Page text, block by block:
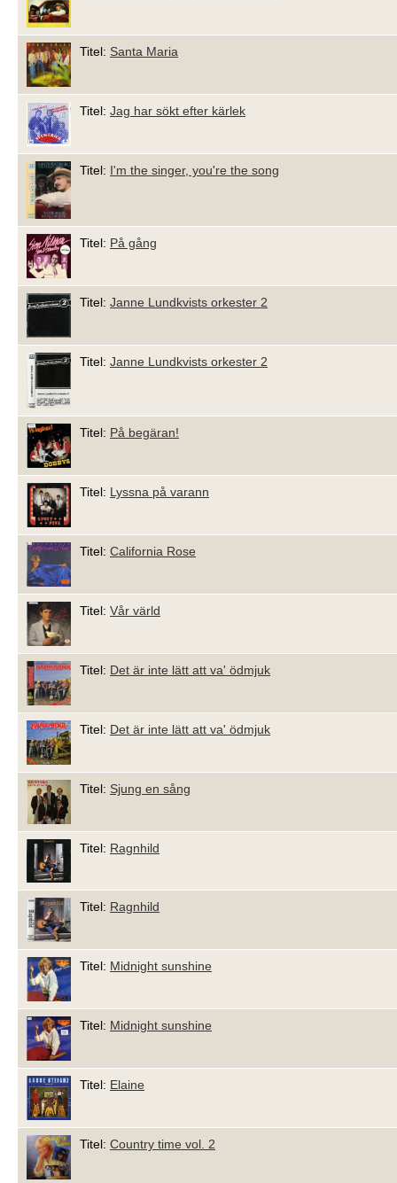
Titel: Santa Maria
Titel: Jag har sökt efter kärlek
Titel: I'm the singer, you're the song
Titel: På gång
Titel: Janne Lundkvists orkester 2
Titel: Janne Lundkvists orkester 2
Titel: På begäran!
Titel: Lyssna på varann
Titel: California Rose
Titel: Vår värld
Titel: Det är inte lätt att va' ödmjuk
Titel: Det är inte lätt att va' ödmjuk
Titel: Sjung en sång
Titel: Ragnhild
Titel: Ragnhild
Titel: Midnight sunshine
Titel: Midnight sunshine
Titel: Elaine
Titel: Country time vol. 2